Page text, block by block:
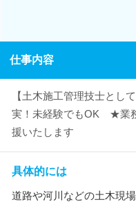
仕事内容
【土木施工管理技士とし
実！未経験でもOK ★業
援いたします
具体的には
道路や河川などの土木現